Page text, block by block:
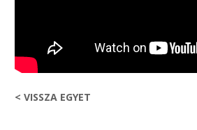
< VISSZA EGYET